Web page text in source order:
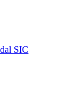
SIC